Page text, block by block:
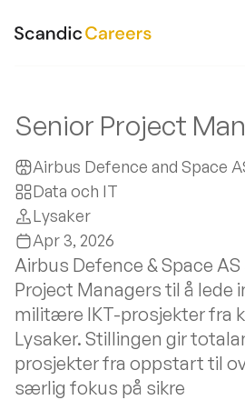
Senior Project
Airbus Defence and Space
Data och IT
Lysaker
Apr 3, 2026
Airbus Defence & Space
Project Managers til å lede
militære IKT-prosjekter fra
Lysaker. Stillingen gir
prosjekter fra oppstart til
særlig fokus på sikre